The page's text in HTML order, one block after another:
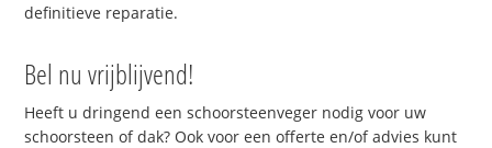
definitieve reparatie.
Bel nu vrijblijvend!
Heeft u dringend een schoorsteenveger nodig voor uw
schoorsteen of dak? Ook voor een offerte en/of advies kunt